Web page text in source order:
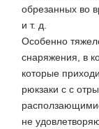
обрезанных во
и т. д.
Особенно
снаряжения, в
которые
рюкзаки с с
не